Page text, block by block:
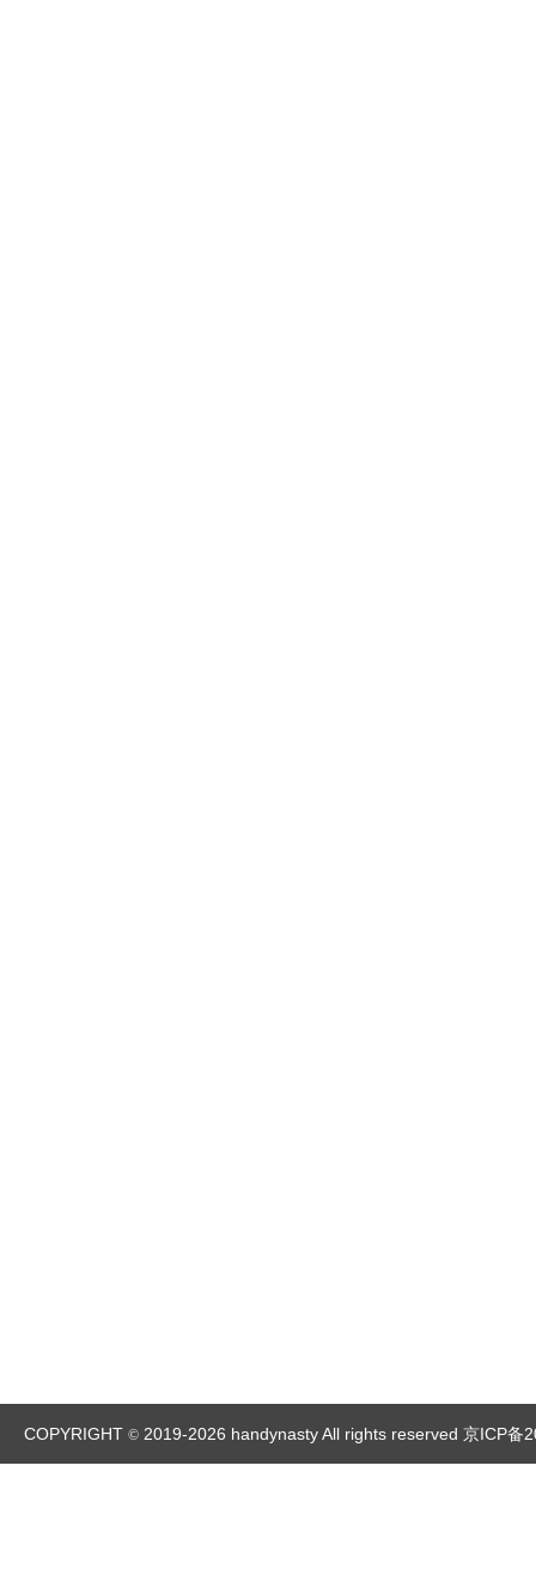
COPYRIGHT © 2019-2026 handynasty All rights reserved 京ICP备